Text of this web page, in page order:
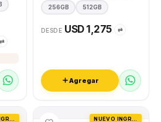
⇄
256GB 512GB
DESDE USD 1,275 ⇄
Agregar